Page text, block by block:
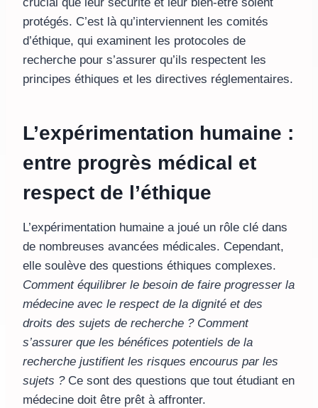
protégés. C’est là qu’interviennent les comités
d’éthique, qui examinent les protocoles de
recherche pour s’assurer qu’ils respectent les
principes éthiques et les directives réglementaires.
L’expérimentation humaine :
entre progrès médical et
respect de l’éthique
L’expérimentation humaine a joué un rôle clé dans
de nombreuses avancées médicales. Cependant,
elle soulève des questions éthiques complexes.
Comment équilibrer le besoin de faire progresser la
médecine avec le respect de la dignité et des
droits des sujets de recherche ? Comment
s’assurer que les bénéfices potentiels de la
recherche justifient les risques encourus par les
sujets ?Ce sont des questions que tout étudiant en
médecine doit être prêt à affronter.